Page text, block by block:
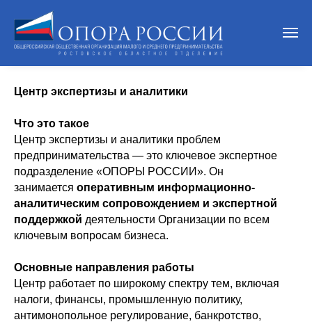
Центр экспертизы и аналитики
Что это такое
Центр экспертизы и аналитики проблем
предпринимательства — это ключевое экспертное
подразделение «ОПОРЫ РОССИИ». Он
занимается оперативным информационно-
аналитическим сопровождением и экспертной
поддержкой деятельности Организации по всем
ключевым вопросам бизнеса.
Основные направления работы
Центр работает по широкому спектру тем, включая
налоги, финансы, промышленную политику,
антимонопольное регулирование, банкротство,